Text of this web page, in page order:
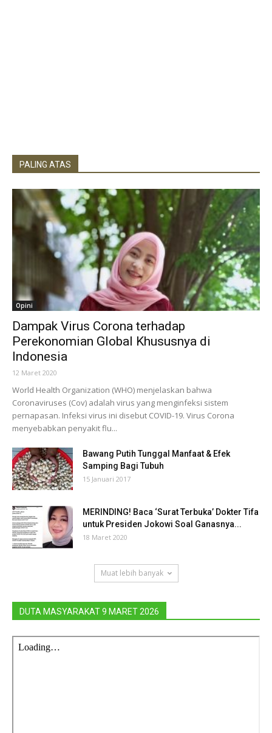
PALING ATAS
Opini
Dampak Virus Corona terhadap
Perekonomian Global Khususnya di
Indonesia
12 Maret 2020
World Health Organization (WHO) menjelaskan bahwa
Coronaviruses (Cov) adalah virus yang menginfeksi sistem
pernapasan. Infeksi virus ini disebut COVID-19. Virus Corona
menyebabkan penyakit flu...
Bawang Putih Tunggal Manfaat & Efek
Samping Bagi Tubuh
15 Januari 2017
MERINDING! Baca ‘Surat Terbuka’ Dokter Tifa
untuk Presiden Jokowi Soal Ganasnya...
18 Maret 2020
Muat lebih banyak
DUTA MASYARAKAT 9 MARET 2026